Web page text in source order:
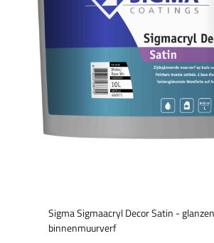
Sigma Sigmaacryl Decor Satin -
binnenmuurverf